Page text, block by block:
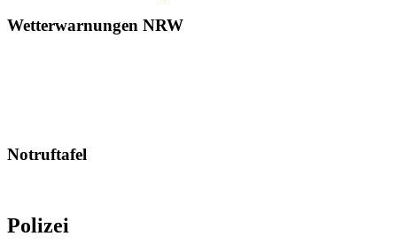
Wetterwarnungen NRW
Notruftafel
Polizei